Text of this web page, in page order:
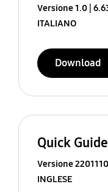
Versione 1.0
ITALIANO
Download
Quick Guide
Versione 2201110
INGLESE